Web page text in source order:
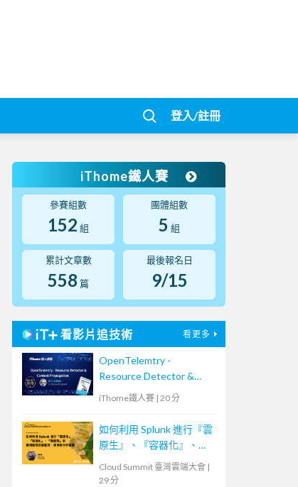
登入/註冊
iThome鐵人賽
參賽組數
152 組
團體組數
5 組
累計文章數
558 篇
最後報名日
9/15
看影片追技術 看更多
OpenTelemtry -
Resource Detector &
Context Propagation
iThome鐵人賽 | 20 分
如何利用 Splunk 進行『雲
原生』、『容器化』、
『微服務』的應用服務效
能監控、使用者分析管理
Cloud Summit 臺灣雲端大會 |
29 分